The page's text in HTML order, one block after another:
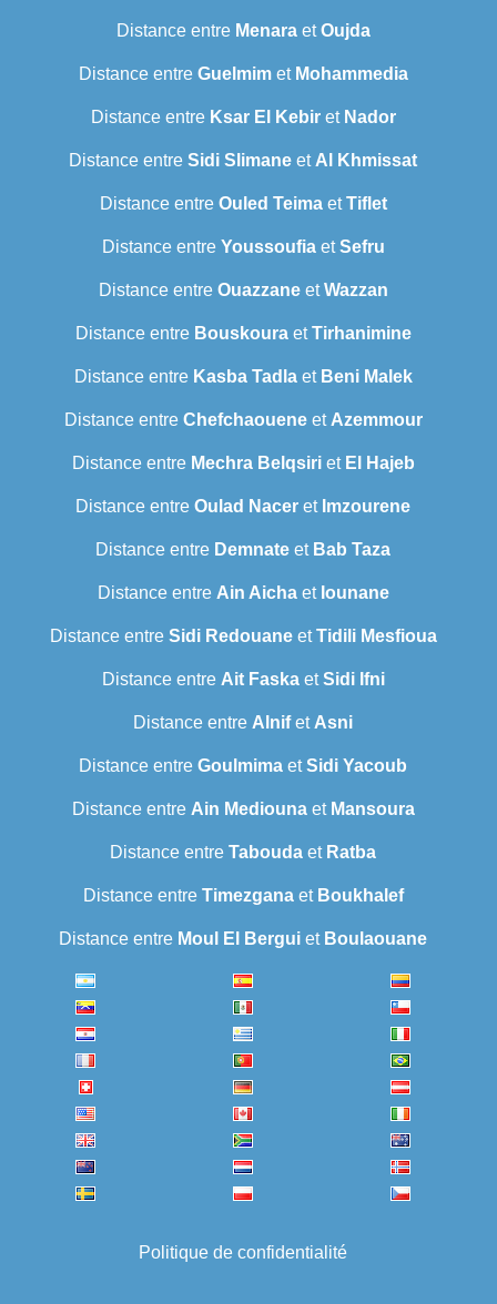
Distance entre MenaraetOujda
Distance entre Guelmimet Mohammedia
Distance entre Ksar El Kebiret Nador
Distance entre Sidi Slimane et Al Khmissat
Distance entre Ouled TeimaetTiflet
Distance entre YoussoufiaetSefru
Distance entre OuazzaneetWazzan
Distance entre BouskouraetTirhanimine
Distance entre Kasba Tadlaet Beni Malek
Distance entre Chefchaoueneet Azemmour
Distance entre Mechra Belqsiriet El Hajeb
Distance entre Oulad Nacer et Imzourene
Distance entre Demnate et Bab Taza
Distance entre Ain Aichaet Iounane
Distance entre Sidi RedouaneetTidili Mesfioua
Distance entre Ait FaskaetSidi Ifni
Distance entre Alnifet Asni
Distance entre Goulmima etSidi Yacoub
Distance entre Ain Mediounaet Mansoura
Distance entre Tabouda et Ratba
Distance entre Timezganaet Boukhalef
Distance entre Moul El Bergui et Boulaouane
Politique de confidentialité